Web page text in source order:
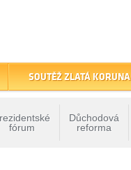
SOUTĚŽ ZLATÁ KORUNA
fórum
Důchodová
reforma
- Vize bankovnictví